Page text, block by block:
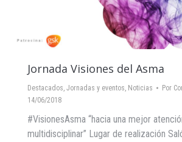
Jornada Visiones del Asma
Destacados, Jornadas y eventos, Noticias Por
14/06/2018
#VisionesAsma “hacia una mejor
multidisciplinar” Lugar de realización